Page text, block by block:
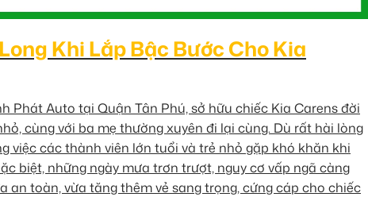
Khi Lắp Bậc Bước Cho Kia
Auto tại Quận Tân Phú, sở hữu chiếc Kia Carens đời
cùng với ba mẹ thường xuyên đi lại cùng. Dù rất hài lòng
việc các thành viên lớn tuổi và trẻ nhỏ gặp khó khăn khi
biệt, những ngày mưa trơn trượt, nguy cơ vấp ngã càng
toàn, vừa tăng thêm vẻ sang trọng, cứng cáp cho chiếc